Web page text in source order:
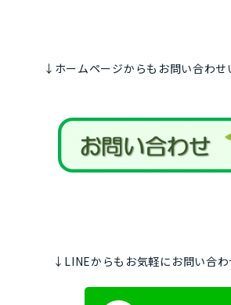
↓ホームページからもお問い合わ
↓LINEからもお気軽にお問い合わ